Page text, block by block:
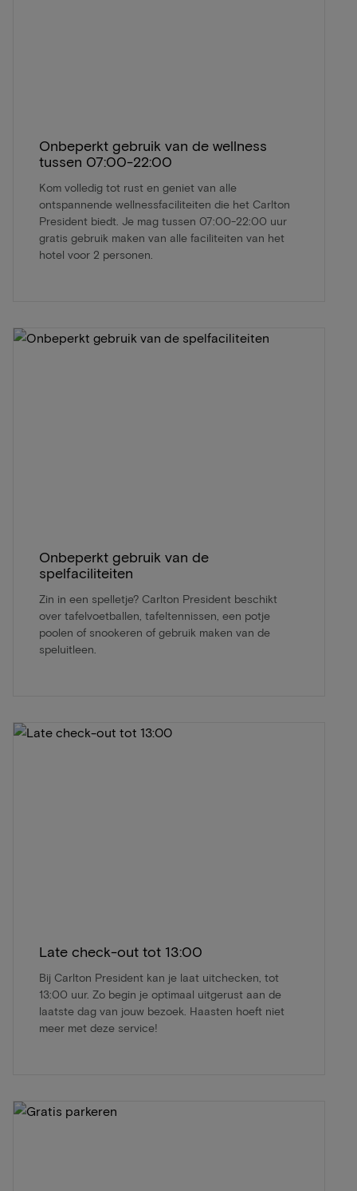
Onbeperkt gebruik van de wellness
tussen 07:00-22:00
Kom volledig tot rust en geniet van alle
ontspannende wellnessfaciliteiten die het Carlton
President biedt. Je mag tussen 07:00-22:00 uur
gratis gebruik maken van alle faciliteiten van het
hotel voor 2 personen.
Onbeperkt gebruik van de
spelfaciliteiten
Zin in een spelletje? Carlton President beschikt
over tafelvoetballen, tafeltennissen, een potje
poolen of snookeren of gebruik maken van de
speluitleen.
Late check-out tot 13:00
Bij Carlton President kan je laat uitchecken, tot
13:00 uur. Zo begin je optimaal uitgerust aan de
laatste dag van jouw bezoek. Haasten hoeft niet
meer met deze service!